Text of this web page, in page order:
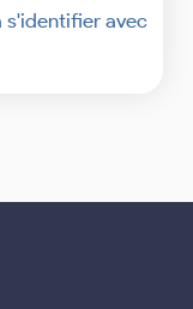
s'identifier avec